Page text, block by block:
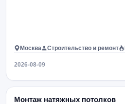
Москва Строительство и ремонт
2026-08-09
Монтаж натяжных потолков